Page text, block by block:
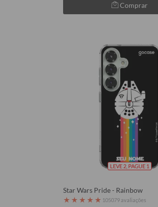
Comprar
LEVE 2, PAGUE 1
Star Wars Pride - Rainbow
★ ★ ★ ★ ★ 105079 avaliações